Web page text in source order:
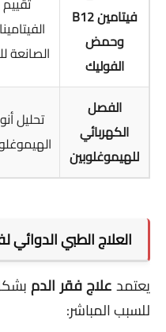
فيتامين B12
وحمض
الفوليك
الصانعة
الفصل
الكهربائي
للهيموغلوبين
تحليل
العلاج الطبي الدوائي
يعتمدعلاج فقر الدم
للسبب المباشر: